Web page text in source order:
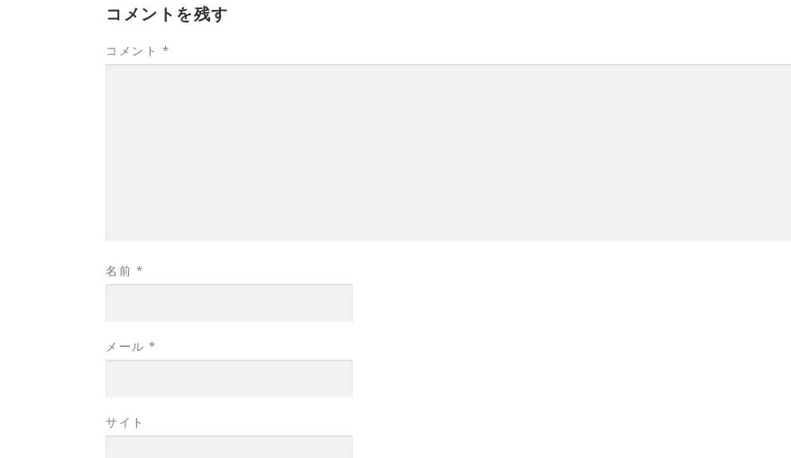
コメントを残す
コメント *
名前 *
メール *
サイト